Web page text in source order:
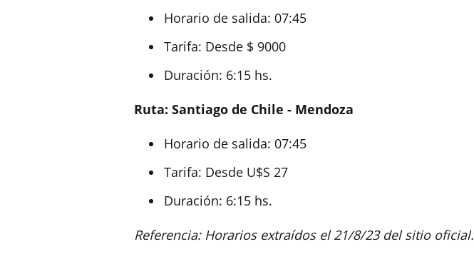
Horario de salida: 07:45
Tarifa: Desde $ 9000
Duración: 6:15 hs.
Ruta: Santiago de Chile - Mendoza
Horario de salida: 07:45
Tarifa: Desde U$S 27
Duración: 6:15 hs.
Referencia: Horarios extraídos el 21/8/23 del sitio oficial.